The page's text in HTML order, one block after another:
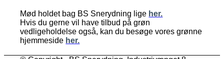
Mød holdet bag BS Snerydning lige her.
Hvis du gerne vil have tilbud på grøn
vedligeholdelse også, kan du besøge vores grønne
hjemmeside her.